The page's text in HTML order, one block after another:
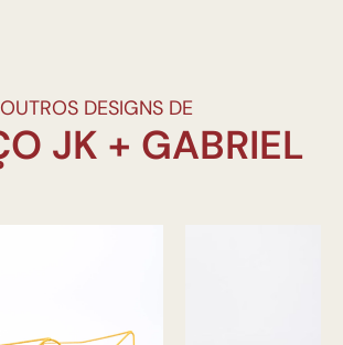
OUTROS DESIGNS DE